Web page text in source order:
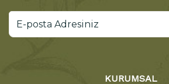
KURUMSAL